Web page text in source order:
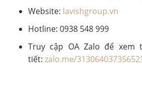
Website: lavishgroup.vn
Hotline: 0938 548 999
Truy cập OA Zalo để xem
tiết: zalo.me/